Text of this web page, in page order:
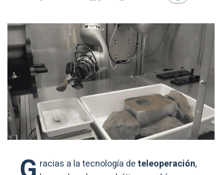
racias a la tecnología deteleoperación,